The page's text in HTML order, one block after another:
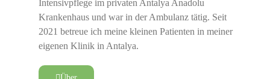
Intensivpflege im privaten Antalya Anadolu
Krankenhaus und war in der Ambulanz tätig. Seit
2021 betreue ich meine kleinen Patienten in meiner
eigenen Klinik in Antalya.